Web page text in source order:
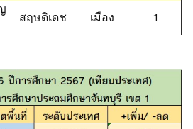
สฤษดิเดช เมือง 1